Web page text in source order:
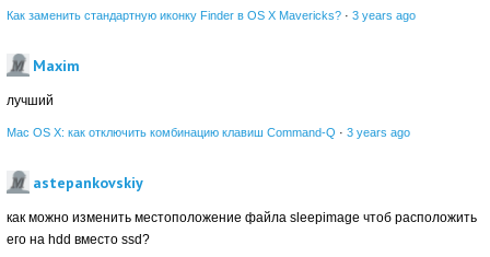
Как заменить стандартную иконку Finder в OS X Mavericks? · 3 years ago
Maxim
лучший
Mac OS X: как отключить комбинацию клавиш Command-Q · 3 years ago
astepankovskiy
как можно изменить местоположение файла sleepimage чтоб расположить
его на hdd вместо ssd?